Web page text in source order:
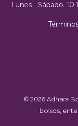
Lunes - Sábado.
© 2026 Adhara
bolsos,